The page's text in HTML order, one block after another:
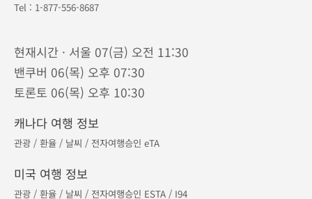
Tel : 1-877-556-8687
현재시간 · 서울 07(금) 오전 11:30
밴쿠버 06(목) 오후 07:30
토론토 06(목) 오후 10:30
캐나다 여행 정보
관광 / 환율 / 날씨 / 전자여행승인 eTA
미국 여행 정보
관광 / 환율 / 날씨 / 전자여행승인 ESTA / I94